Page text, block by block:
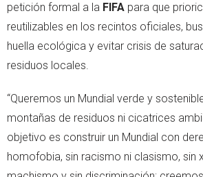
petición formal a la FIFA para que
reutilizables en los recintos oficiales,
huella ecológica y evitar crisis de
residuos locales.
“Queremos un Mundial verde y
montañas de residuos ni cicatrices
objetivo es construir un Mundial con
homofobia, sin racismo ni clasismo, sin